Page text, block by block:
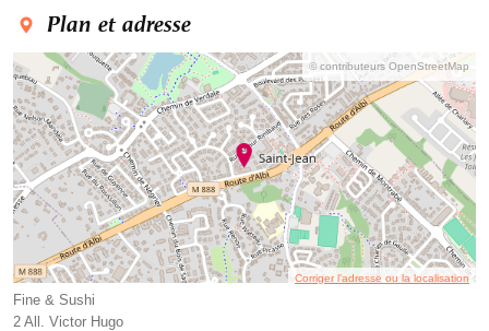
Plan et adresse
© contributeurs OpenStreetMap
Corriger l’adresse ou la localisation
Fine & Sushi
2 All. Victor Hugo